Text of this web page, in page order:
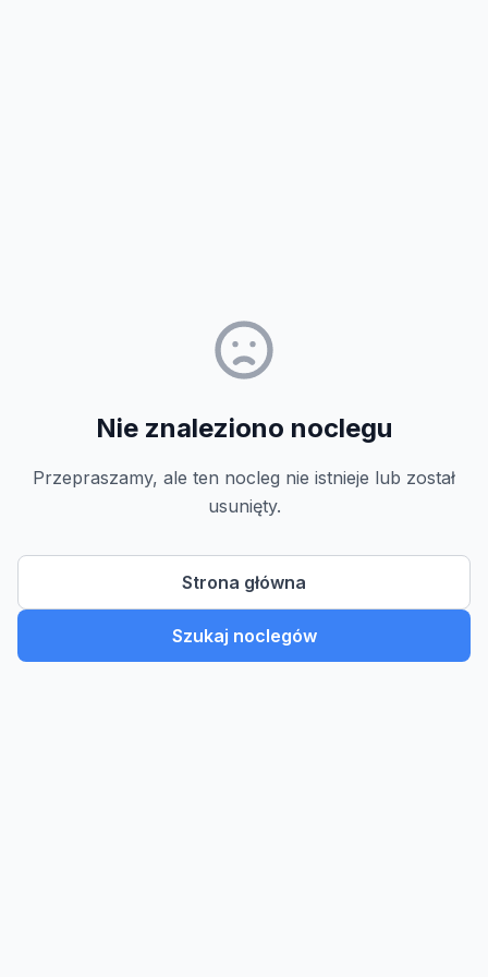
Nie znaleziono noclegu
Przepraszamy, ale ten nocleg nie istnieje lub został
usunięty.
Strona główna
Szukaj noclegów